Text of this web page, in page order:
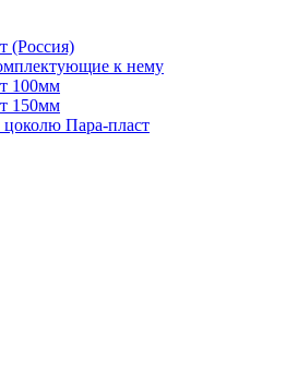
(Россия)
к нему
100мм
150мм
Пара-пласт